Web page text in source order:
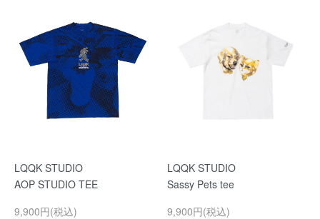
LQQK STUDIO
AOP STUDIO TEE
9,900円(税込)
LQQK STUDIO
Sassy Pets tee
9,900円(税込)